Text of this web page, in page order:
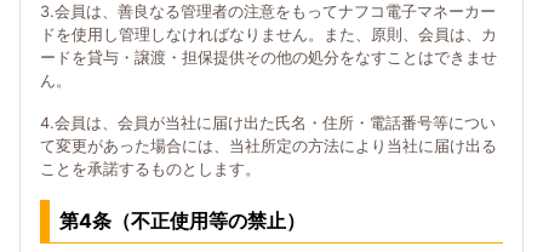
3.会員は、善良なる管理者の注意をもってナフコ電子マネーカー
ドを使用し管理しなければなりません。また、原則、会員は、カ
ードを貸与・譲渡・担保提供その他の処分をなすことはできませ
ん。
4.会員は、会員が当社に届け出た氏名・住所・電話番号等につい
て変更があった場合には、当社所定の方法により当社に届け出る
ことを承諾するものとします。
第4条（不正使用等の禁止）